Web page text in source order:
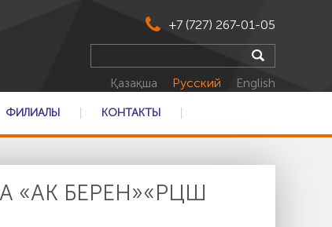
+7 (727) 267-01-05
Қазақша Русский English
ФИЛИАЛЫ КОНТАКТЫ
«АК БЕРЕН»«РЦШ